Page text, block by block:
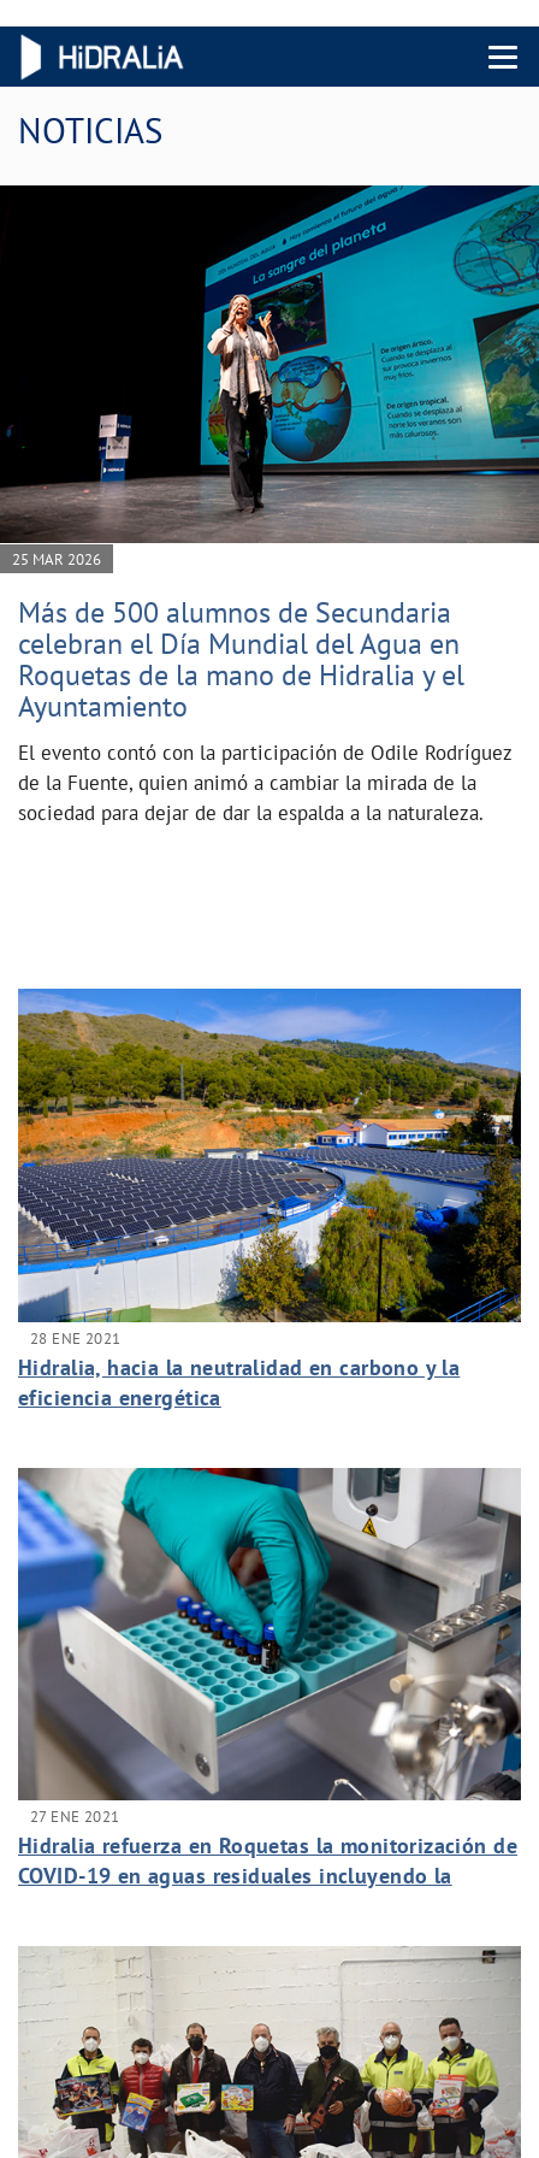
Menu
NOTICIAS
25 MAR 2026
Más de 500 alumnos de Secundaria
celebran el Día Mundial del Agua en
Roquetas de la mano de Hidralia y el
Ayuntamiento
El evento contó con la participación de Odile Rodríguez
de la Fuente, quien animó a cambiar la mirada de la
sociedad para dejar de dar la espalda a la naturaleza.
28 ENE 2021
Hidralia, hacia la neutralidad en carbono y la
eficiencia energética
27 ENE 2021
Hidralia refuerza en Roquetas la monitorización de
COVID-19 en aguas residuales incluyendo la